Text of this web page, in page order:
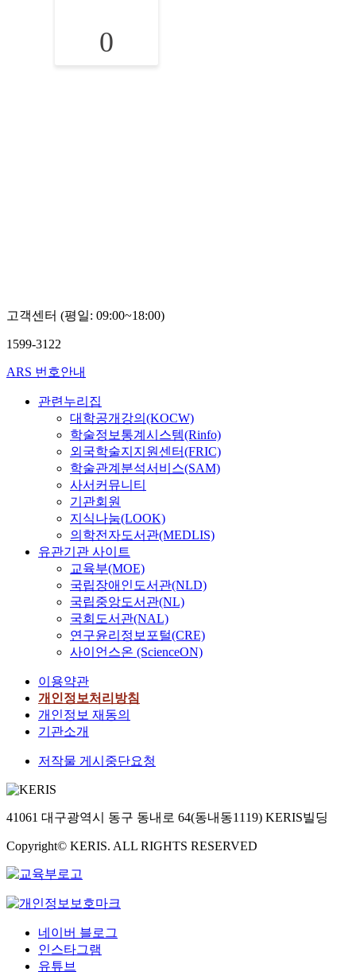
0
고객센터 (평일: 09:00~18:00)
1599-3122
ARS 번호안내
관련누리집
대학공개강의(KOCW)
학술정보통계시스템(Rinfo)
외국학술지지원센터(FRIC)
학술관계분석서비스(SAM)
사서커뮤니티
기관회원
지식나눔(LOOK)
의학전자도서관(MEDLIS)
유관기관 사이트
교육부(MOE)
국립장애인도서관(NLD)
국립중앙도서관(NL)
국회도서관(NAL)
연구윤리정보포털(CRE)
사이언스온 (ScienceON)
이용약관
개인정보처리방침
개인정보 재동의
기관소개
저작물 게시중단요청
41061 대구광역시 동구 동내로 64(동내동1119) KERIS빌딩
Copyright© KERIS. ALL RIGHTS RESERVED
네이버 블로그
인스타그램
유튜브